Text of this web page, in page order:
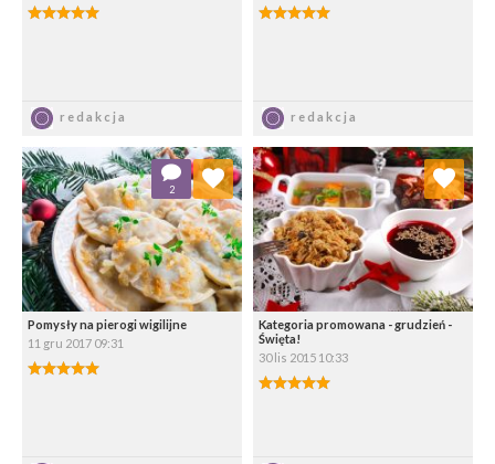
5.00/5
redakcja
5.00/5
redakcja
Pomysły na pierogi wigilijne
11 gru 2017 09:31
5.00/5
2
Dodaj do ulubionych
Wybierz listę:
Kategoria promowana - grudzień -
Święta!
30 lis 2015 10:33
5.00/5
Dodaj do ulubionych
Wybierz listę: